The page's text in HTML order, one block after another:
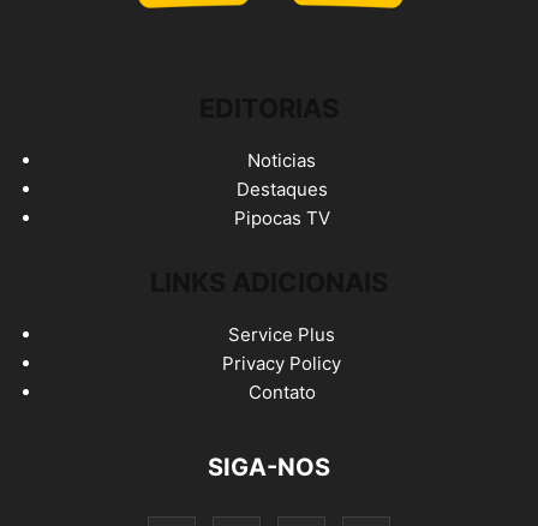
Noticias
Destaques
Pipocas TV
Service Plus
Privacy Policy
Contato
SIGA-NOS